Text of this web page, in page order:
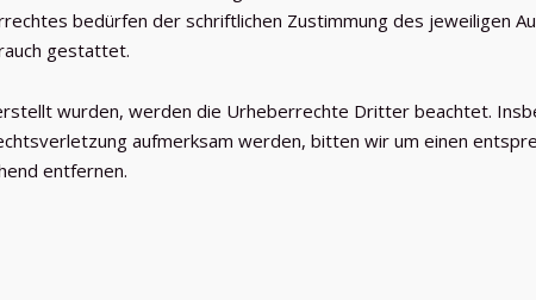
bedürfen der schriftlichen Zustimmung des jeweiligen
gestattet.
wurden, werden die Urheberrechte Dritter beachtet.
aufmerksam werden, bitten wir um einen
entfernen.